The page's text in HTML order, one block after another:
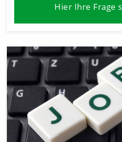
Hier Ihre Frage